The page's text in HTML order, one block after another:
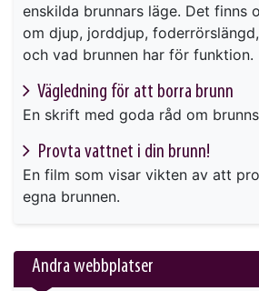
enskilda brunnars läge. Det finns
om djup, jorddjup,
och vad brunnen har för funktion.
Vägledning för att borra brunn
En skrift med goda råd om
Provta vattnet i din brunn!
En film som visar vikten av att
egna brunnen.
Andra webbplatser